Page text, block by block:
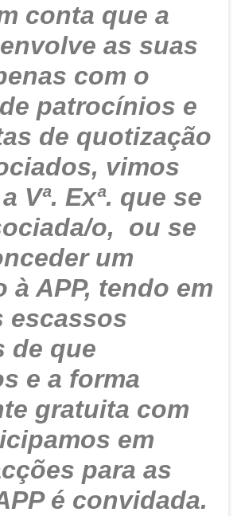
conta que a
as suas
com o
patrocínios e
de quotização
vimos
Vª. Exª. que se
o, ou se
um
à APP, tendo em
escassos
de que
e a forma
gratuita com
em
para as
é convidada.